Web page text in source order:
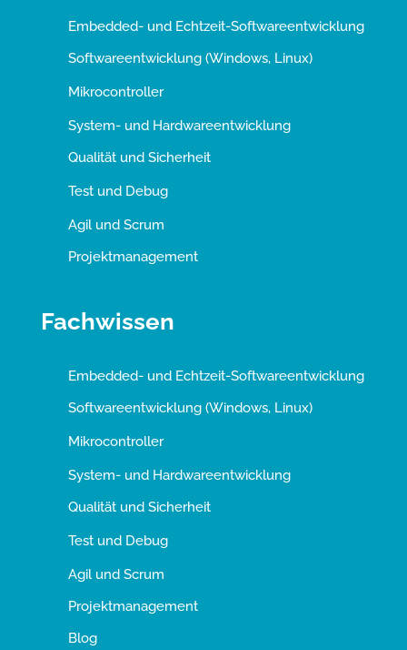
Embedded- und Echtzeit-Softwareentwicklung
Softwareentwicklung (Windows, Linux)
Mikrocontroller
System- und Hardwareentwicklung
Qualität und Sicherheit
Test und Debug
Agil und Scrum
Projektmanagement
Fachwissen
Embedded- und Echtzeit-Softwareentwicklung
Softwareentwicklung (Windows, Linux)
Mikrocontroller
System- und Hardwareentwicklung
Qualität und Sicherheit
Test und Debug
Agil und Scrum
Projektmanagement
Blog